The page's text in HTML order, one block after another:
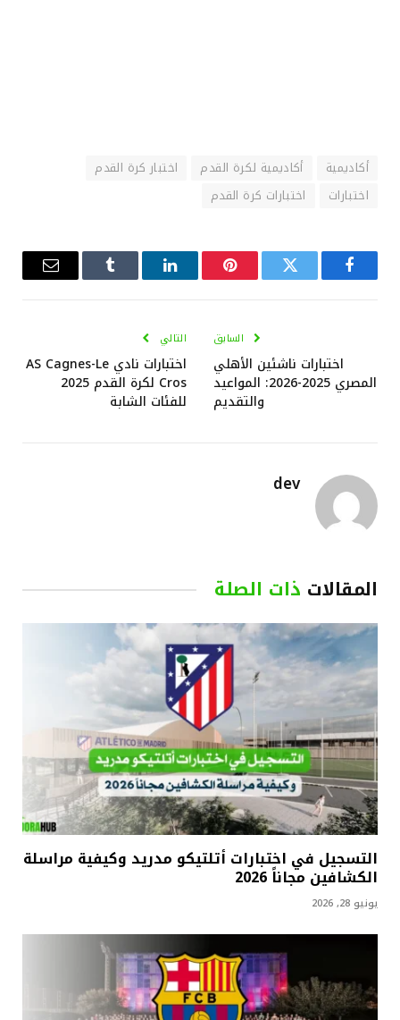
أكاديمية أكاديمية لكرة القدم
اختبار كرة القدم
اختبارات
اختبارات كرة القدم
فيسبوك تويتر بينتيريستلينكدإن Tumblr
البريد
السابق
اختبارات ناشئين الأهلي
المصري 2025-2026: المواعيد
والتقديم
التالي
اختبارات نادي AS Cagnes-Le
Cros لكرة القدم 2025
للفئات الشابة
dev
المقالات ذات الصلة
التسجيل في اختبارات أتلتيكو مدريد وكيفية مراسلة
الكشافين مجاناً 2026
يونيو 28, 2026